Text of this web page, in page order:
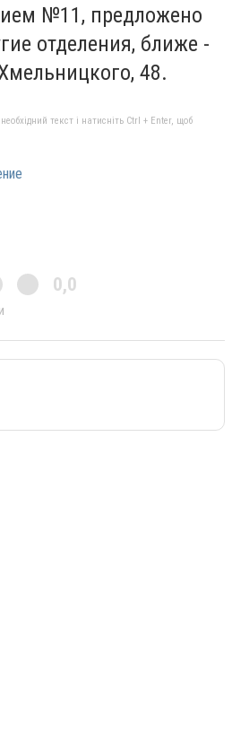
№11, предложено
отделения, ближе -
48.
текст і натисніть Ctrl + Enter, щоб
0,0